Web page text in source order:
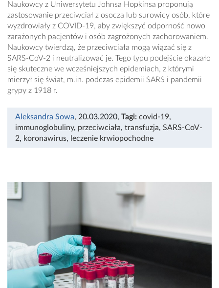
Naukowcy z Uniwersytetu Johnsa Hopkinsa proponują
zastosowanie przeciwciał z osocza lub surowicy osób, które
wyzdrowiały z COVID-19, aby zwiększyć odporność nowo
zarażonych pacjentów i osób zagrożonych zachorowaniem.
Naukowcy twierdzą, że przeciwciała mogą wiązać się z
SARS-CoV-2 i neutralizować je. Tego typu podejście okazało
się skuteczne we wcześniejszych epidemiach, z którymi
mierzył się świat, m.in. podczas epidemii SARS i pandemii
grypy z 1918 r.
Aleksandra Sowa, 20.03.2020, Tagi: covid-19,
immunoglobuliny, przeciwciała, transfuzja, SARS-CoV-
2, koronawirus, leczenie krwiopochodne